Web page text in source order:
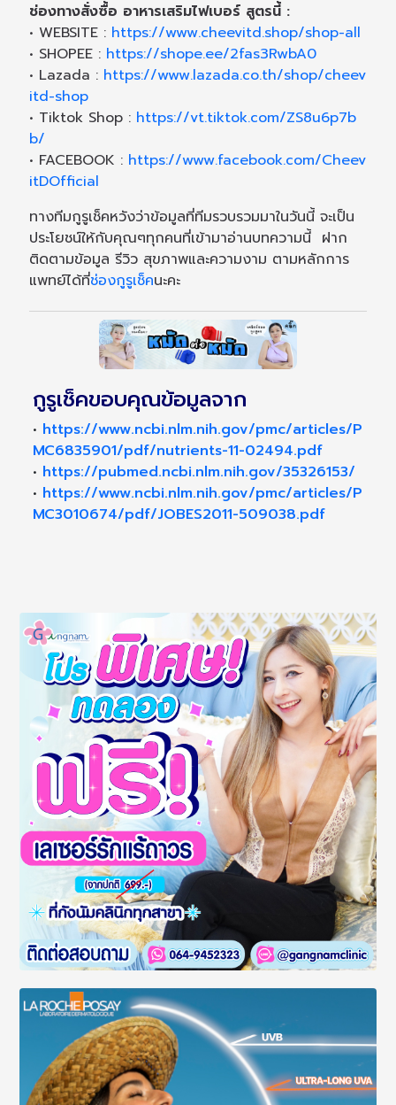
ช่องทางสั่งซื้อ อาหารเสริมไฟเบอร์ สูตรนี้ :
• WEBSITE : https://www.cheevitd.shop/shop-all
• SHOPEE : https://shope.ee/2fas3RwbA0
• Lazada : https://www.lazada.co.th/shop/cheev
itd-shop
• Tiktok Shop : https://vt.tiktok.com/ZS8u6p7b
b/
• FACEBOOK : https://www.facebook.com/Cheev
itDOfficial
ทางทีมกูรูเช็คหวังว่าข้อมูลที่ทีมรวบรวมมาในวันนี้ จะเป็น
ประโยชน์ให้กับคุณๆทุกคนที่เข้ามาอ่านบทความนี้ ฝาก
ติดตามข้อมูล รีวิว สุขภาพและความงาม ตามหลักการ
แพทย์ได้ที่ช่องกูรูเช็คนะคะ
กูรูเช็คขอบคุณข้อมูลจาก
• https://www.ncbi.nlm.nih.gov/pmc/articles/P
MC6835901/pdf/nutrients-11-02494.pdf
• https://pubmed.ncbi.nlm.nih.gov/35326153/
• https://www.ncbi.nlm.nih.gov/pmc/articles/P
MC3010674/pdf/JOBES2011-509038.pdf